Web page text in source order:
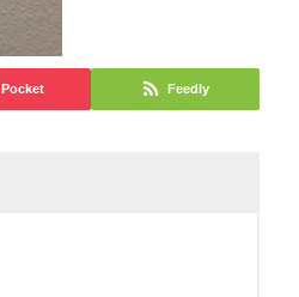
Pocket Feedly